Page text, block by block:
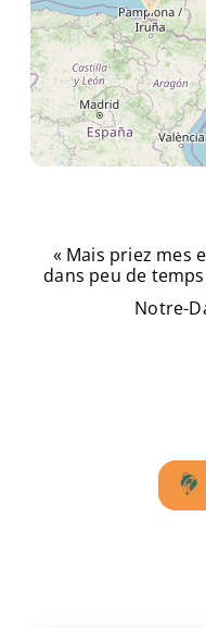
« Mais priez mes
dans peu de
Notre-